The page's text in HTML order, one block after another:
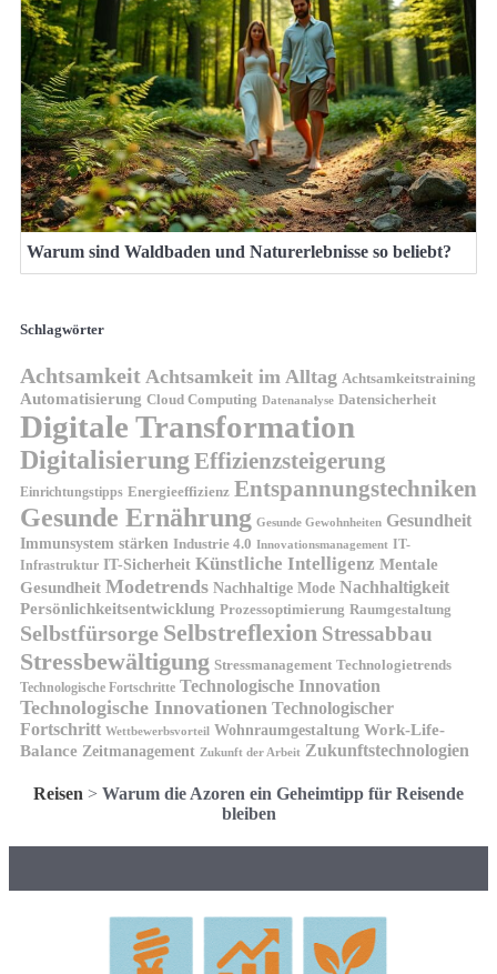
Warum sind Waldbaden und Naturerlebnisse so beliebt?
Schlagwörter
Achtsamkeit Achtsamkeit im Alltag Achtsamkeitstraining
Automatisierung Cloud Computing Datenanalyse Datensicherheit
Digitale Transformation
Digitalisierung Effizienzsteigerung
Einrichtungstipps Energieeffizienz Entspannungstechniken
Gesunde Ernährung Gesunde Gewohnheiten Gesundheit
Immunsystem stärken Industrie 4.0 Innovationsmanagement IT-
Infrastruktur IT-Sicherheit Künstliche Intelligenz Mentale
Gesundheit Modetrends Nachhaltige Mode Nachhaltigkeit
Persönlichkeitsentwicklung Prozessoptimierung Raumgestaltung
Selbstfürsorge Selbstreflexion Stressabbau
Stressbewältigung Stressmanagement Technologietrends
Technologische Fortschritte Technologische Innovation
Technologische Innovationen Technologischer
Fortschritt Wettbewerbsvorteil Wohnraumgestaltung Work-Life-
Balance Zeitmanagement Zukunft der Arbeit Zukunftstechnologien
Reisen > Warum die Azoren ein Geheimtipp für Reisende
bleiben